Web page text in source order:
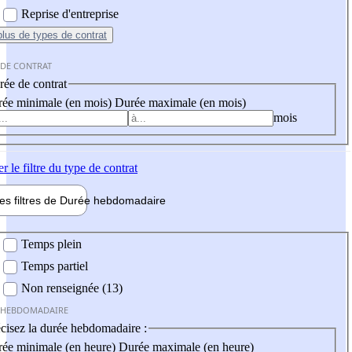
Reprise d'entreprise
de types de contrat
CONTRAT
de contrat
minimale (en mois) Durée maximale (en mois)
mois
le filtre du type de contrat
filtres de Durée hebdomadaire
Temps plein
Temps partiel
Non renseignée (13)
la durée hebdomadaire :
minimale (en heure) Durée maximale (en heure)